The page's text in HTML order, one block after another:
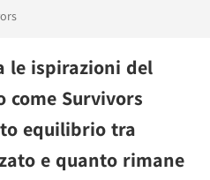
le ispirazioni del
come Survivors
equilibrio tra
e quanto rimane